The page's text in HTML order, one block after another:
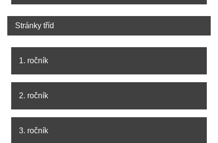
Stránky tříd
1. ročník
2. ročník
3. ročník